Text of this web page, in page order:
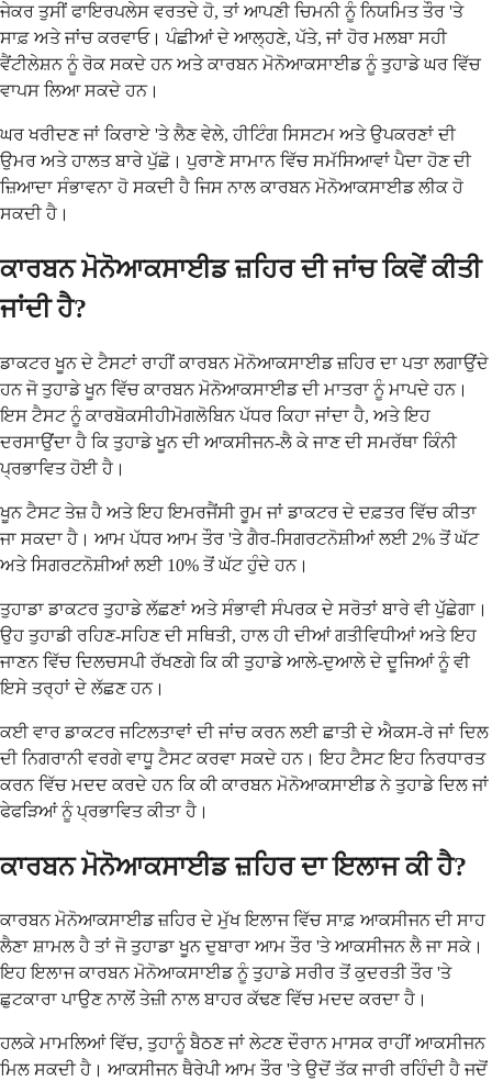
ਜੇਕਰ ਤੁਸੀਂ ਫਾਇਰਪਲੇਸ ਵਰਤਦੇ ਹੋ, ਤਾਂ ਆਪਣੀ ਚਿਮਨੀ ਨੂੰ ਨਿਯਮਿਤ ਤੌਰ 'ਤੇ
ਸਾਫ਼ ਅਤੇ ਜਾਂਚ ਕਰਵਾਓ। ਪੰਛੀਆਂ ਦੇ ਆਲ੍ਹਣੇ, ਪੱਤੇ, ਜਾਂ ਹੋਰ ਮਲਬਾ ਸਹੀ
ਵੈਂਟੀਲੇਸ਼ਨ ਨੂੰ ਰੋਕ ਸਕਦੇ ਹਨ ਅਤੇ ਕਾਰਬਨ ਮੋਨੋਆਕਸਾਈਡ ਨੂੰ ਤੁਹਾਡੇ ਘਰ ਵਿੱਚ
ਵਾਪਸ ਲਿਆ ਸਕਦੇ ਹਨ।
ਘਰ ਖਰੀਦਣ ਜਾਂ ਕਿਰਾਏ 'ਤੇ ਲੈਣ ਵੇਲੇ, ਹੀਟਿੰਗ ਸਿਸਟਮ ਅਤੇ ਉਪਕਰਣਾਂ ਦੀ
ਉਮਰ ਅਤੇ ਹਾਲਤ ਬਾਰੇ ਪੁੱਛੋ। ਪੁਰਾਣੇ ਸਾਮਾਨ ਵਿੱਚ ਸਮੱਸਿਆਵਾਂ ਪੈਦਾ ਹੋਣ ਦੀ
ਜ਼ਿਆਦਾ ਸੰਭਾਵਨਾ ਹੋ ਸਕਦੀ ਹੈ ਜਿਸ ਨਾਲ ਕਾਰਬਨ ਮੋਨੋਆਕਸਾਈਡ ਲੀਕ ਹੋ
ਸਕਦੀ ਹੈ।
ਕਾਰਬਨ ਮੋਨੋਆਕਸਾਈਡ ਜ਼ਹਿਰ ਦੀ ਜਾਂਚ ਕਿਵੇਂ ਕੀਤੀ
ਜਾਂਦੀ ਹੈ?
ਡਾਕਟਰ ਖੂਨ ਦੇ ਟੈਸਟਾਂ ਰਾਹੀਂ ਕਾਰਬਨ ਮੋਨੋਆਕਸਾਈਡ ਜ਼ਹਿਰ ਦਾ ਪਤਾ ਲਗਾਉਂਦੇ
ਹਨ ਜੋ ਤੁਹਾਡੇ ਖੂਨ ਵਿੱਚ ਕਾਰਬਨ ਮੋਨੋਆਕਸਾਈਡ ਦੀ ਮਾਤਰਾ ਨੂੰ ਮਾਪਦੇ ਹਨ।
ਇਸ ਟੈਸਟ ਨੂੰ ਕਾਰਬੋਕਸੀਹੀਮੋਗਲੋਬਿਨ ਪੱਧਰ ਕਿਹਾ ਜਾਂਦਾ ਹੈ, ਅਤੇ ਇਹ
ਦਰਸਾਉਂਦਾ ਹੈ ਕਿ ਤੁਹਾਡੇ ਖੂਨ ਦੀ ਆਕਸੀਜਨ-ਲੈ ਕੇ ਜਾਣ ਦੀ ਸਮਰੱਥਾ ਕਿੰਨੀ
ਪ੍ਰਭਾਵਿਤ ਹੋਈ ਹੈ।
ਖੂਨ ਟੈਸਟ ਤੇਜ਼ ਹੈ ਅਤੇ ਇਹ ਇਮਰਜੈਂਸੀ ਰੂਮ ਜਾਂ ਡਾਕਟਰ ਦੇ ਦਫ਼ਤਰ ਵਿੱਚ ਕੀਤਾ
ਜਾ ਸਕਦਾ ਹੈ। ਆਮ ਪੱਧਰ ਆਮ ਤੌਰ 'ਤੇ ਗੈਰ-ਸਿਗਰਟਨੋਸ਼ੀਆਂ ਲਈ 2% ਤੋਂ ਘੱਟ
ਅਤੇ ਸਿਗਰਟਨੋਸ਼ੀਆਂ ਲਈ 10% ਤੋਂ ਘੱਟ ਹੁੰਦੇ ਹਨ।
ਤੁਹਾਡਾ ਡਾਕਟਰ ਤੁਹਾਡੇ ਲੱਛਣਾਂ ਅਤੇ ਸੰਭਾਵੀ ਸੰਪਰਕ ਦੇ ਸਰੋਤਾਂ ਬਾਰੇ ਵੀ ਪੁੱਛੇਗਾ।
ਉਹ ਤੁਹਾਡੀ ਰਹਿਣ-ਸਹਿਣ ਦੀ ਸਥਿਤੀ, ਹਾਲ ਹੀ ਦੀਆਂ ਗਤੀਵਿਧੀਆਂ ਅਤੇ ਇਹ
ਜਾਣਨ ਵਿੱਚ ਦਿਲਚਸਪੀ ਰੱਖਣਗੇ ਕਿ ਕੀ ਤੁਹਾਡੇ ਆਲੇ-ਦੁਆਲੇ ਦੇ ਦੂਜਿਆਂ ਨੂੰ ਵੀ
ਇਸੇ ਤਰ੍ਹਾਂ ਦੇ ਲੱਛਣ ਹਨ।
ਕਈ ਵਾਰ ਡਾਕਟਰ ਜਟਿਲਤਾਵਾਂ ਦੀ ਜਾਂਚ ਕਰਨ ਲਈ ਛਾਤੀ ਦੇ ਐਕਸ-ਰੇ ਜਾਂ ਦਿਲ
ਦੀ ਨਿਗਰਾਨੀ ਵਰਗੇ ਵਾਧੂ ਟੈਸਟ ਕਰਵਾ ਸਕਦੇ ਹਨ। ਇਹ ਟੈਸਟ ਇਹ ਨਿਰਧਾਰਤ
ਕਰਨ ਵਿੱਚ ਮਦਦ ਕਰਦੇ ਹਨ ਕਿ ਕੀ ਕਾਰਬਨ ਮੋਨੋਆਕਸਾਈਡ ਨੇ ਤੁਹਾਡੇ ਦਿਲ ਜਾਂ
ਫੇਫੜਿਆਂ ਨੂੰ ਪ੍ਰਭਾਵਿਤ ਕੀਤਾ ਹੈ।
ਕਾਰਬਨ ਮੋਨੋਆਕਸਾਈਡ ਜ਼ਹਿਰ ਦਾ ਇਲਾਜ ਕੀ ਹੈ?
ਕਾਰਬਨ ਮੋਨੋਆਕਸਾਈਡ ਜ਼ਹਿਰ ਦੇ ਮੁੱਖ ਇਲਾਜ ਵਿੱਚ ਸਾਫ਼ ਆਕਸੀਜਨ ਦੀ ਸਾਹ
ਲੈਣਾ ਸ਼ਾਮਲ ਹੈ ਤਾਂ ਜੋ ਤੁਹਾਡਾ ਖੂਨ ਦੁਬਾਰਾ ਆਮ ਤੌਰ 'ਤੇ ਆਕਸੀਜਨ ਲੈ ਜਾ ਸਕੇ।
ਇਹ ਇਲਾਜ ਕਾਰਬਨ ਮੋਨੋਆਕਸਾਈਡ ਨੂੰ ਤੁਹਾਡੇ ਸਰੀਰ ਤੋਂ ਕੁਦਰਤੀ ਤੌਰ 'ਤੇ
ਛੁਟਕਾਰਾ ਪਾਉਣ ਨਾਲੋਂ ਤੇਜ਼ੀ ਨਾਲ ਬਾਹਰ ਕੱਢਣ ਵਿੱਚ ਮਦਦ ਕਰਦਾ ਹੈ।
ਹਲਕੇ ਮਾਮਲਿਆਂ ਵਿੱਚ, ਤੁਹਾਨੂੰ ਬੈਠਣ ਜਾਂ ਲੇਟਣ ਦੌਰਾਨ ਮਾਸਕ ਰਾਹੀਂ ਆਕਸੀਜਨ
ਮਿਲ ਸਕਦੀ ਹੈ। ਆਕਸੀਜਨ ਥੈਰੇਪੀ ਆਮ ਤੌਰ 'ਤੇ ਉਦੋਂ ਤੱਕ ਜਾਰੀ ਰਹਿੰਦੀ ਹੈ ਜਦੋਂ